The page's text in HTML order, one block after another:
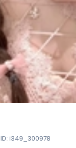
ID: i349_300978